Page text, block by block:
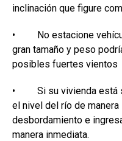
inclinación que figure
• No estacione
gran tamaño y peso
posibles fuertes vientos
• Si su vivienda está
el nivel del río de
desbordamiento e
manera inmediata.